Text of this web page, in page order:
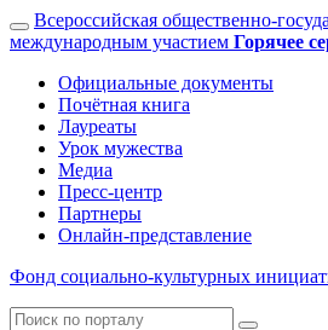
Всероссийская общественно-
международным участием Горячее
Официальные документы
Почётная книга
Лауреаты
Урок мужества
Медиа
Пресс-центр
Партнеры
Онлайн-представление
Фонд социально-культурных